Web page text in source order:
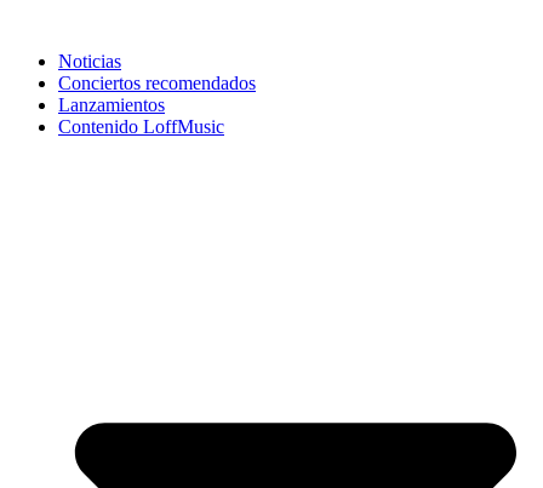
Noticias
Conciertos recomendados
Lanzamientos
Contenido LoffMusic